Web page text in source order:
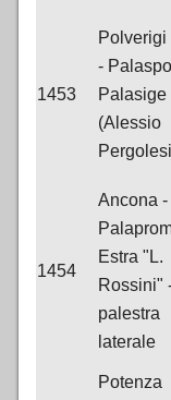
1453
Polverigi
-
Palasige
(Alessio
1454
Ancona -
Estra "L.
Rossini"
palestra
laterale
Potenza